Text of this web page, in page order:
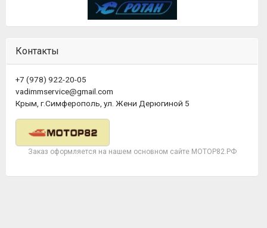
Контакты
+7 (978) 922-20-05
vadimmservice@gmail.com
Крым, г.Симферополь, ул. Жени Дерюгиной 5
Заказ оформляется на нашем основном сайте МОТОР82.РФ